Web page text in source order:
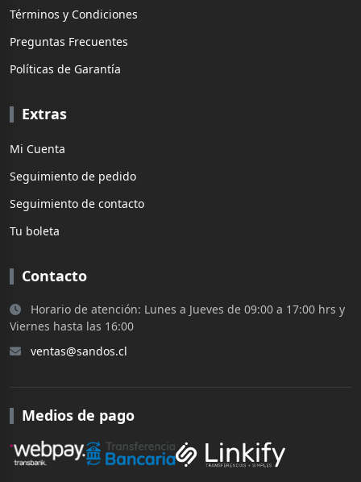
Términos y Condiciones
Preguntas Frecuentes
Políticas de Garantía
Extras
Mi Cuenta
Seguimiento de pedido
Seguimiento de contacto
Tu boleta
Contacto
Horario de atención: Lunes a Jueves de 09:00 a 17:00 hrs y
Viernes hasta las 16:00
ventas@sandos.cl
Medios de pago